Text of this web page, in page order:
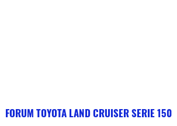
FORUM TOYOTA LAND CRUISER SERIE 150